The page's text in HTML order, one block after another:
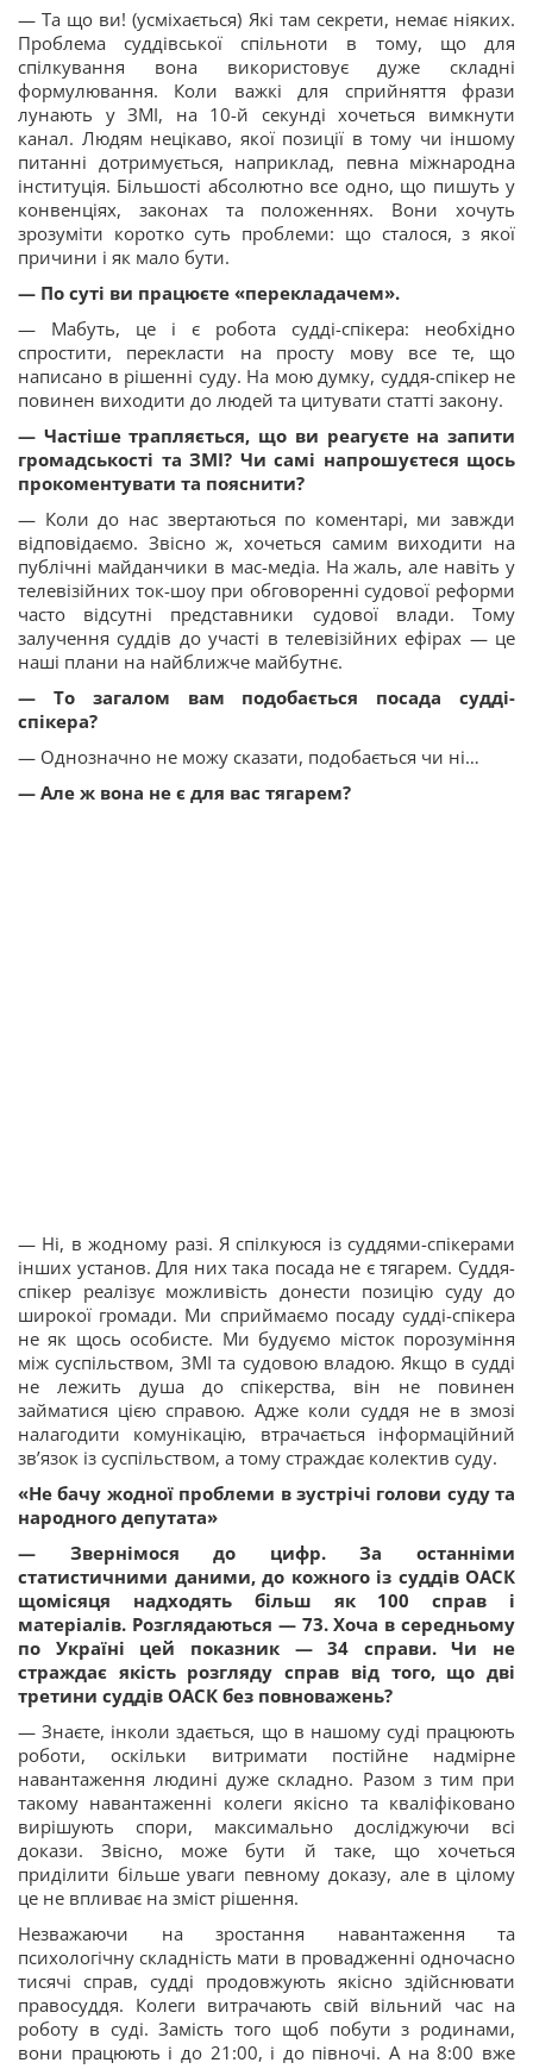
— Та що ви! (усміхається) Які там секрети, немає ніяких.
Проблема суддівської спільноти в тому, що для
спілкування вона використовує дуже складні
формулювання. Коли важкі для сприйняття фрази
лунають у ЗМІ, на 10-й секунді хочеться вимкнути
канал. Людям нецікаво, якої позиції в тому чи іншому
питанні дотримується, наприклад, певна міжнародна
інституція. Більшості абсолютно все одно, що пишуть у
конвенціях, законах та положеннях. Вони хочуть
зрозуміти коротко суть проблеми: що сталося, з якої
причини і як мало бути.
— По суті ви працюєте «перекладачем».
— Мабуть, це і є робота судді-спікера: необхідно
спростити, перекласти на просту мову все те, що
написано в рішенні суду. На мою думку, суддя-спікер не
повинен виходити до людей та цитувати статті закону.
— Частіше трапляється, що ви реагуєте на запити
громадськості та ЗМІ? Чи самі напрошуєтеся щось
прокоментувати та пояснити?
— Коли до нас звертаються по коментарі, ми завжди
відповідаємо. Звісно ж, хочеться самим виходити на
публічні майданчики в мас-медіа. На жаль, але навіть у
телевізійних ток-шоу при обговоренні судової реформи
часто відсутні представники судової влади. Тому
залучення суддів до участі в телевізійних ефірах — це
наші плани на найближче майбутнє.
— То загалом вам подобається посада судді-
спікера?
— Однозначно не можу сказати, подобається чи ні…
— Але ж вона не є для вас тягарем?
— Ні, в жодному разі. Я спілкуюся із суддями-спікерами
інших установ. Для них така посада не є тягарем. Суддя-
спікер реалізує можливість донести позицію суду до
широкої громади. Ми сприймаємо посаду судді-спікера
не як щось особисте. Ми будуємо місток порозуміння
між суспільством, ЗМІ та судовою владою. Якщо в судді
не лежить душа до спікерства, він не повинен
займатися цією справою. Адже коли суддя не в змозі
налагодити комунікацію, втрачається інформаційний
зв’язок із суспільством, а тому страждає колектив суду.
«Не бачу жодної проблеми в зустрічі голови суду та
народного депутата»
— Звернімося до цифр. За останніми
статистичними даними, до кожного із суддів ОАСК
щомісяця надходять більш як 100 справ і
матеріалів. Розглядаються — 73. Хоча в середньому
по Україні цей показник — 34 справи. Чи не
страждає якість розгляду справ від того, що дві
третини суддів ОАСК без повноважень?
— Знаєте, інколи здається, що в нашому суді працюють
роботи, оскільки витримати постійне надмірне
навантаження людині дуже складно. Разом з тим при
такому навантаженні колеги якісно та кваліфіковано
вирішують спори, максимально досліджуючи всі
докази. Звісно, може бути й таке, що хочеться
приділити більше уваги певному доказу, але в цілому
це не впливає на зміст рішення.
Незважаючи на зростання навантаження та
психологічну складність мати в провадженні одночасно
тисячі справ, судді продовжують якісно здійснювати
правосуддя. Колеги витрачають свій вільний час на
роботу в суді. Замість того щоб побути з родинами,
вони працюють і до 21:00, і до півночі. А на 8:00 вже